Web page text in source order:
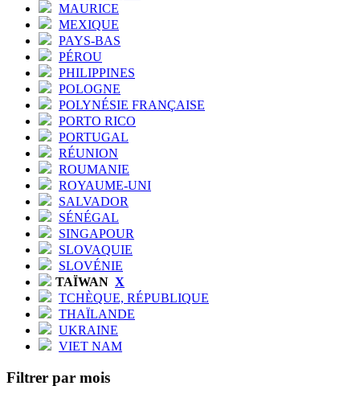
MAURICE
MEXIQUE
PAYS-BAS
PÉROU
PHILIPPINES
POLOGNE
POLYNÉSIE FRANÇAISE
PORTO RICO
PORTUGAL
RÉUNION
ROUMANIE
ROYAUME-UNI
SALVADOR
SÉNÉGAL
SINGAPOUR
SLOVAQUIE
SLOVÉNIE
TAÏWAN X
TCHÈQUE, RÉPUBLIQUE
THAÏLANDE
UKRAINE
VIET NAM
Filtrer par mois